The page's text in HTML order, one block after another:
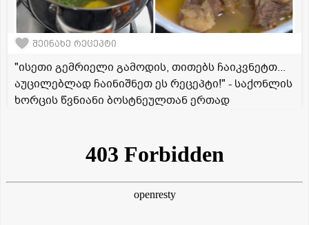
შეინახე რეცეპტი
"ისეთი გემრიელი გამოდის, თითებს ჩაიკვნეტთ...
აუცილებლად ჩაინიშნეთ ეს რეცეპტი!" - საქონლის
ხორცის წვნიანი ბოსტნეულთან ერთად